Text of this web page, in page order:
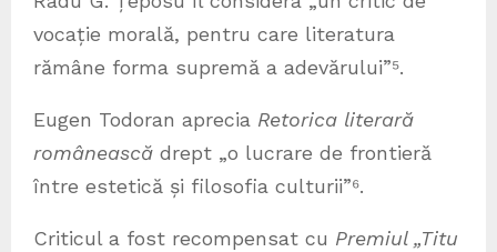
vocație morală, pentru care literatura
rămâne forma supremă a adevărului”⁵.
Eugen Todoran aprecia Retorica literară
românească drept „o lucrare de frontieră
între estetică și filosofia culturii”⁶.
Criticul a fost recompensat cu Premiul „Titu